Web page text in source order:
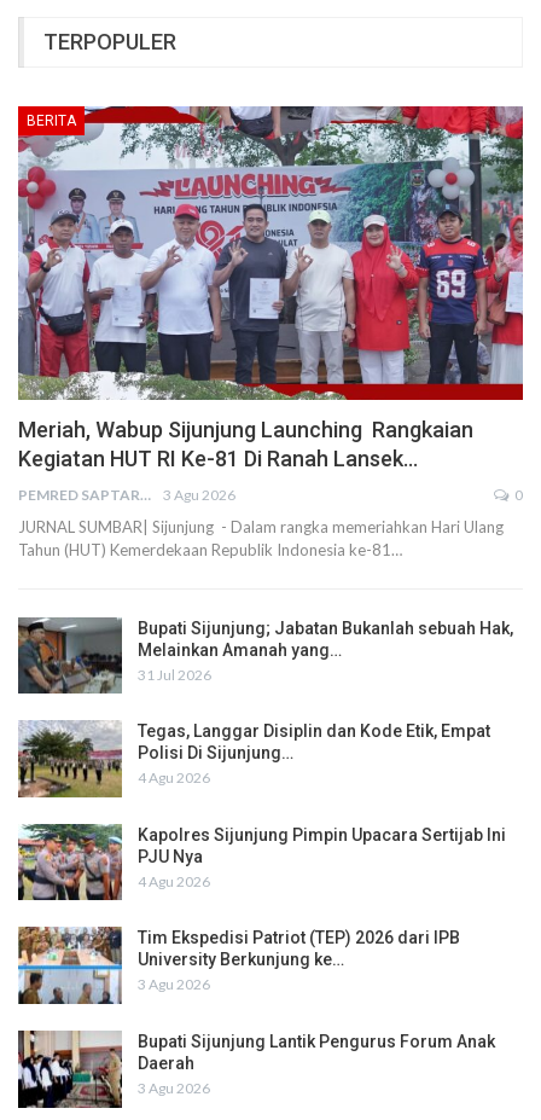
TERPOPULER
BERITA
Meriah, Wabup Sijunjung Launching Rangkaian
Kegiatan HUT RI Ke-81 Di Ranah Lansek…
PEMRED SAPTARIUS 3 Agu 2026 0
JURNAL SUMBAR| Sijunjung - Dalam rangka memeriahkan Hari Ulang
Tahun (HUT) Kemerdekaan Republik Indonesia ke-81…
Bupati Sijunjung; Jabatan Bukanlah sebuah Hak,
Melainkan Amanah yang…
31 Jul 2026
Tegas, Langgar Disiplin dan Kode Etik, Empat
Polisi Di Sijunjung…
4 Agu 2026
Kapolres Sijunjung Pimpin Upacara Sertijab Ini
PJU Nya
4 Agu 2026
Tim Ekspedisi Patriot (TEP) 2026 dari IPB
University Berkunjung ke…
3 Agu 2026
Bupati Sijunjung Lantik Pengurus Forum Anak
Daerah
3 Agu 2026